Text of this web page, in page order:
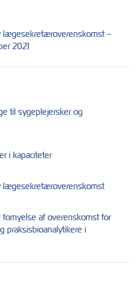
lægesekretæroverenskomst –
2021
til sygeplejersker og
i kapaciteter
lægesekretæroverenskomst
af overenskomst for
praksisbioanalytikere i